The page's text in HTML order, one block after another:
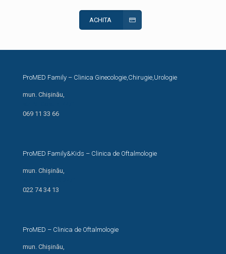
ACHITA
ProMED Family – Clinica Ginecologie,Chirugie,Urologie
mun. Chișinău,
069 11 33 66
ProMED Family&Kids – Clinica de Oftalmologie
mun. Chișinău,
022 74 34 13
ProMED – Clinica de Oftalmologie
mun. Chișinău,